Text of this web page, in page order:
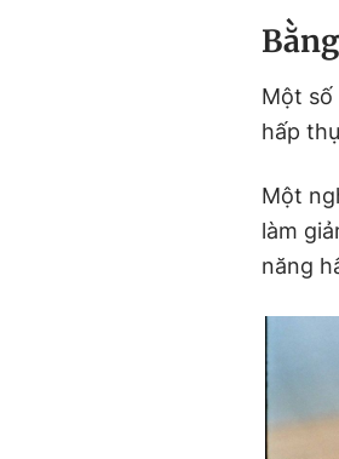
Một số
hấp
Một
làm
năng